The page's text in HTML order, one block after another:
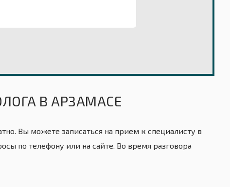
В АРЗАМАСЕ
Вы можете записаться на прием к специалисту в
по телефону или на сайте. Во время разговора